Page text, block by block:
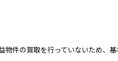
件の買取を行っていないため、